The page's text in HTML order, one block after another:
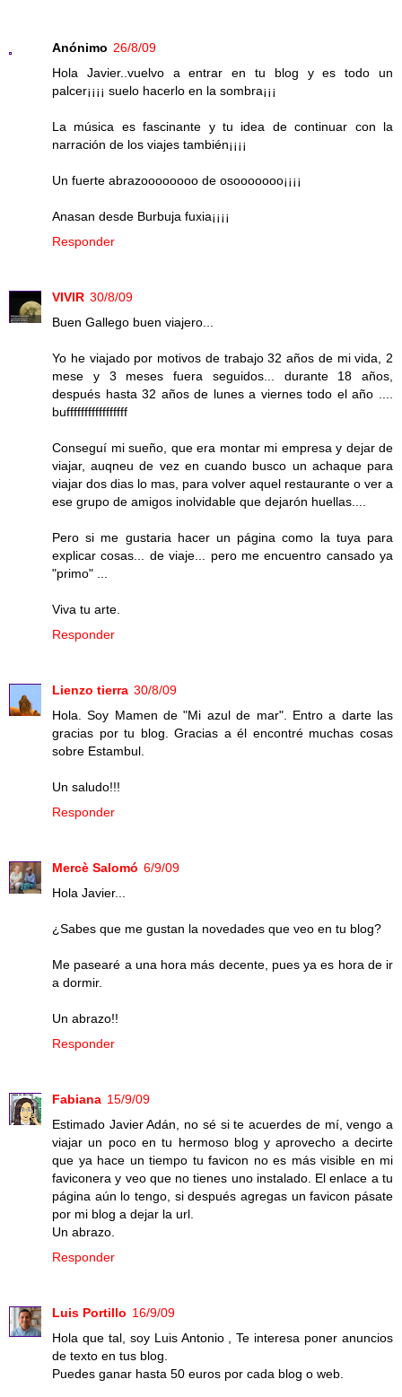
Anónimo 26/8/09
Hola Javier..vuelvo a entrar en tu blog y es todo un
palcer¡¡¡¡ suelo hacerlo en la sombra¡¡¡
La música es fascinante y tu idea de continuar con la
narración de los viajes también¡¡¡¡
Un fuerte abrazoooooooo de osooooooo¡¡¡¡
Anasan desde Burbuja fuxia¡¡¡¡
Responder
VIVIR 30/8/09
Buen Gallego buen viajero...
Yo he viajado por motivos de trabajo 32 años de mi vida, 2
mese y 3 meses fuera seguidos... durante 18 años,
después hasta 32 años de lunes a viernes todo el año ....
bufffffffffffffffff
Conseguí mi sueño, que era montar mi empresa y dejar de
viajar, auqneu de vez en cuando busco un achaque para
viajar dos dias lo mas, para volver aquel restaurante o ver a
ese grupo de amigos inolvidable que dejarón huellas....
Pero si me gustaria hacer un página como la tuya para
explicar cosas... de viaje... pero me encuentro cansado ya
"primo" ...
Viva tu arte.
Responder
Lienzo tierra 30/8/09
Hola. Soy Mamen de "Mi azul de mar". Entro a darte las
gracias por tu blog. Gracias a él encontré muchas cosas
sobre Estambul.
Un saludo!!!
Responder
Mercè Salomó 6/9/09
Hola Javier...
¿Sabes que me gustan la novedades que veo en tu blog?
Me pasearé a una hora más decente, pues ya es hora de ir
a dormir.
Un abrazo!!
Responder
Fabiana 15/9/09
Estimado Javier Adán, no sé si te acuerdes de mí, vengo a
viajar un poco en tu hermoso blog y aprovecho a decirte
que ya hace un tiempo tu favicon no es más visible en mi
faviconera y veo que no tienes uno instalado. El enlace a tu
página aún lo tengo, si después agregas un favicon pásate
por mi blog a dejar la url.
Un abrazo.
Responder
Luis Portillo 16/9/09
Hola que tal, soy Luis Antonio , Te interesa poner anuncios
de texto en tus blog.
Puedes ganar hasta 50 euros por cada blog o web.